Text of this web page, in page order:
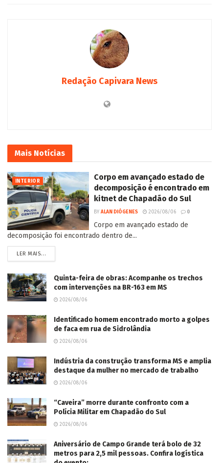
Redação Capivara News
Mais Notícias
INTERIOR
Corpo em avançado estado de
decomposição é encontrado em
kitnet de Chapadão do Sul
BY ALAN DIÓGENES 2026/08/06 0
Corpo em avançado estado de
decomposição foi encontrado dentro de...
LER MAIS...
Quinta-feira de obras: Acompanhe os trechos
com intervenções na BR-163 em MS
2026/08/06
Identificado homem encontrado morto a golpes
de faca em rua de Sidrolândia
2026/08/06
Indústria da construção transforma MS e amplia
destaque da mulher no mercado de trabalho
2026/08/06
“Caveira” morre durante confronto com a
Polícia Militar em Chapadão do Sul
2026/08/06
Aniversário de Campo Grande terá bolo de 32
metros para 2,5 mil pessoas. Confira logística